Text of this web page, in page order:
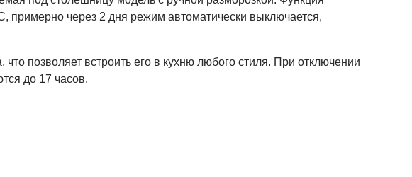
примерно через 2 дня режим автоматически выключается,
позволяет встроить его в кухню любого стиля. При отключении
до 17 часов.